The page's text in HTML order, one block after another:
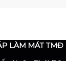
tổng quát về
LÀM MÁT TMĐ